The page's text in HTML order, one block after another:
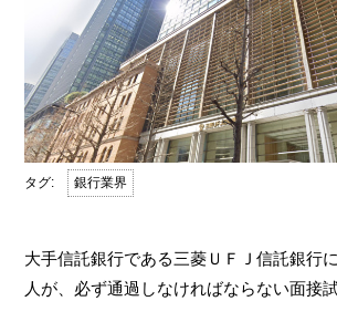
銀行業界
大手信託銀行である三菱ＵＦＪ信託銀行
人が、必ず通過しなければならない面接試